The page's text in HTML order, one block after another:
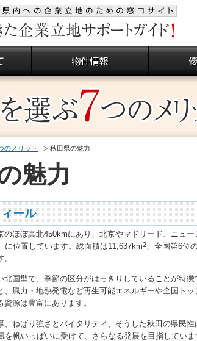
のメリット 秋田県の魅力
魅力
ール
ほぼ真北450kmにあり、北京やマドリード、ニュ
に位置しています。総面積は11,637km2
、全国第6位
国型で、季節の区分がはっきりしていることが特
、風力・地熱発電など再生可能エネルギーや全国ト
源は豊富にあります。
ねばり強さとバイタリティ、そうした秋田の県民性
を帆いっぱいに受けて、さらなる発展を目指していま